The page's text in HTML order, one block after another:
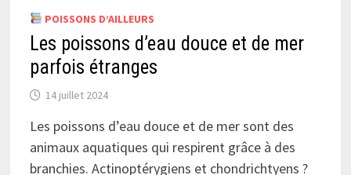
POISSONS D’AILLEURS
Les poissons d’eau douce et de mer
parfois étranges
14 juillet 2024
Les poissons d’eau douce et de mer sont des
animaux aquatiques qui respirent grâce à des
branchies. Actinoptérygiens et chondrichtyens ?